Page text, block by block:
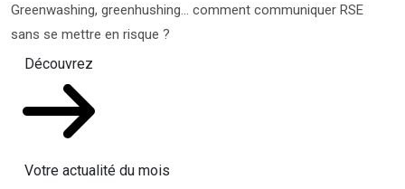
Greenwashing, greenhushing… comment communiquer RSE
sans se mettre en risque ?
Découvrez
Votre actualité du mois